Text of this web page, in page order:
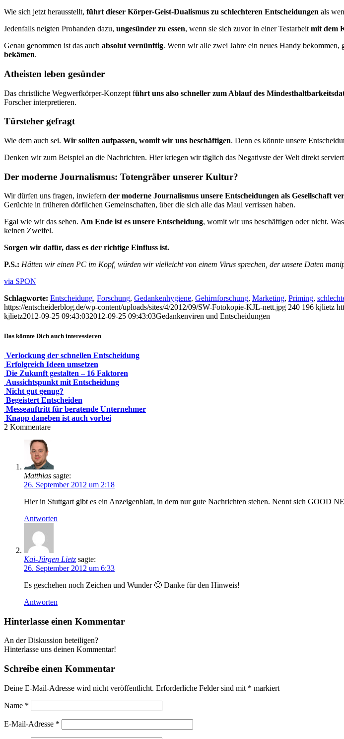
Wie sich jetzt herausstellt, führt dieser Körper-Geist-Dualismus zu schlechteren Entscheidungen als
Jedenfalls neigten Probanden dazu, ungesünder zu essen, wenn sie sich zuvor in einer Testarbeit mit dem
Genau genommen ist das auch absolut vernünftig. Wenn wir alle zwei Jahre ein neues Handy bekommen,
bekämen.
Atheisten leben gesünder
Das christliche Wegwerfkörper-Konzept führt uns also schneller zum Ablauf des
Forscher interpretieren.
Türsteher gefragt
Wie dem auch sei. Wir sollten aufpassen, womit wir uns beschäftigen. Denn es könnte unsere
Denken wir zum Beispiel an die Nachrichten. Hier kriegen wir täglich das Negativste der Welt direkt
Der moderne Journalismus: Totengräber unserer Kultur?
Wir dürfen uns fragen, inwiefern der moderne Journalismus unsere Entscheidungen als Gesellschaft
Gerüchte in früheren dörflichen Gemeinschaften, über die sich alle das Maul verrissen haben.
Egal wie wir das sehen. Am Ende ist es unsere Entscheidung, womit wir uns beschäftigen oder nicht.
keinen Zweifel.
Sorgen wir dafür, dass es der richtige Einfluss ist.
P.S.: Hätten wir einen PC im Kopf, würden wir vielleicht von einem Virus sprechen, der unsere Daten
via SPON
Schlagworte: Entscheidung, Forschung, Gedankenhygiene, Gehirnforschung, Marketing, Priming,
https://entscheiderblog.de/wp-content/uploads/sites/4/2012/09/SW-Fotokopie-KJL-nett.jpg 240 196 kjlietz
kjlietz2012-09-25 09:43:032012-09-25 09:43:03Gedankenviren und Entscheidungen
Das könnte Dich auch interessieren
Verlockung der schnellen Entscheidung
Erfolgreich Ideen umsetzen
Die Zukunft gestalten – 16 Faktoren
Aussichtspunkt mit Entscheidung
Nicht gut genug?
Begeistert Entscheiden
Messeauftritt für beratende Unternehmer
Knapp daneben ist auch vorbei
2 Kommentare
Matthias sagte:
26. September 2012 um 2:18
Hier in Stuttgart gibt es ein Anzeigenblatt, in dem nur gute Nachrichten stehen. Nennt sich GOOD
Antworten
Kai-Jürgen Lietz sagte:
26. September 2012 um 6:33
Es geschehen noch Zeichen und Wunder 🙂 Danke für den Hinweis!
Antworten
Hinterlasse einen Kommentar
An der Diskussion beteiligen?
Hinterlasse uns deinen Kommentar!
Schreibe einen Kommentar
Deine E-Mail-Adresse wird nicht veröffentlicht. Erforderliche Felder sind mit * markiert
Name *
E-Mail-Adresse *